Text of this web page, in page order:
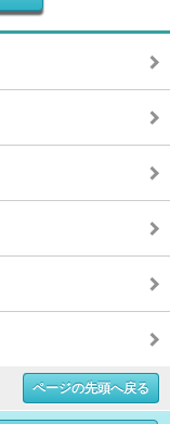
ページの先頭へ戻る